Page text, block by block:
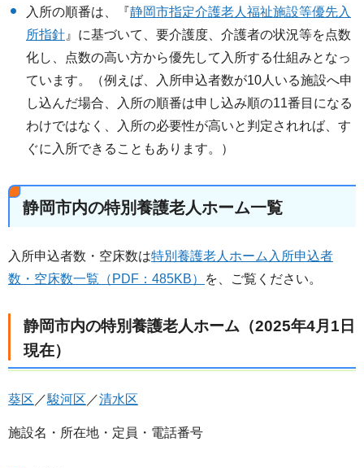
入所の順番は、『静岡市指定介護老人福祉施設等優先入
所指針 』に基づいて、要介護度、介護者の状況等を点数
化し、点数の高い方から優先して入所する仕組みとなっ
ています。（例えば、入所申込者数が10人いる施設へ申
し込んだ場合、入所の順番は申し込み順の11番目になる
わけではなく、入所の必要性が高いと判定されれば、す
ぐに入所できることもあります。）
静岡市内の特別養護老人ホーム一覧
入所申込者数・空床数は特別養護老人ホーム入所申込者
数・空床数一覧（PDF：485KB）
を、ご覧ください。
静岡市内の特別養護老人ホーム（2025年4月1日
現在）
葵区 ／駿河区 ／清水区
施設名・所在地・定員・電話番号